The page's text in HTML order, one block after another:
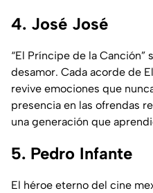
4. José José
“El Príncipe de la Canción”
desamor. Cada acorde de
revive emociones que
presencia en las ofrendas
una generación que
5. Pedro Infante
El héroe eterno del cine